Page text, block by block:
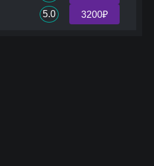
5.0
3200₽